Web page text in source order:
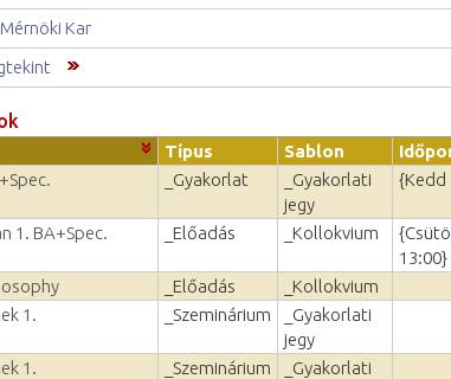
Kar
Típus Sablon
_Gyakorlat
_Gyakorlati
jegy
{Kedd
1. BA+Spec. _Előadás _Kollokvium
13:00}
_Előadás
_Kollokvium
1. _Szeminárium
_Gyakorlati
jegy
1. _Szeminárium
_Gyakorlati